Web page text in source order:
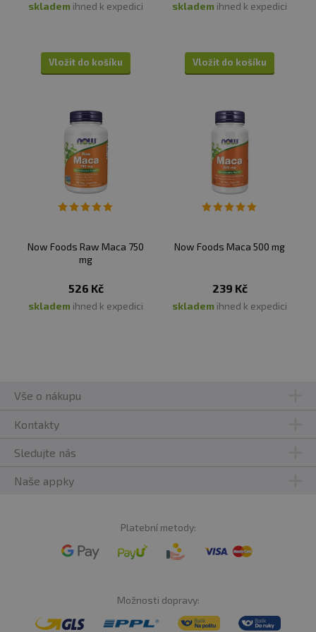
skladem ihned k expedici
Vložit do košíku
skladem ihned k expedici
Vložit do košíku
Now Foods Raw Maca 750
mg
526 Kč
skladem ihned k expedici
Now Foods Maca 500 mg
239 Kč
skladem ihned k expedici
Vše o nákupu
Kontakty
Sledujte nás
Naše appky
Platební metody:
Možnosti dopravy: